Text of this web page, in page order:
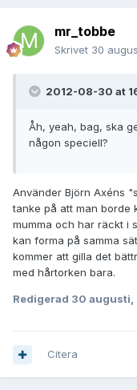
mr_tobbe
Skrivet 30
2012-08-30 at
Åh, yeah, bag, ska
någon speciell?
Använder Björn Axéns
tanke på att man borde
mumma och har räckt i
kan forma på samma
kommer att gilla det
med hårtorken bara.
Redigerad 30 augusti,
Citera